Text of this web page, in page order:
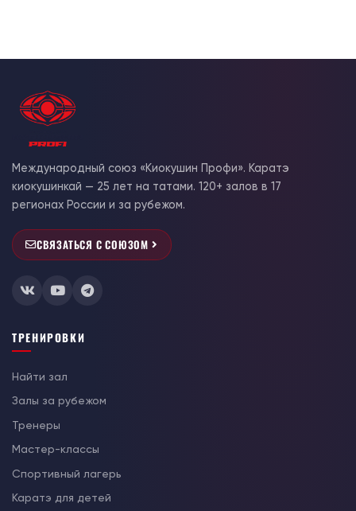
Международный союз «Киокушин Профи». Каратэ
киокушинкай — 25 лет на татами. 120+ залов в 17
регионах России и за рубежом.
СВЯЗАТЬСЯ С СОЮЗОМ
ТРЕНИРОВКИ
Найти зал
Залы за рубежом
Тренеры
Мастер-классы
Спортивный лагерь
Каратэ для детей